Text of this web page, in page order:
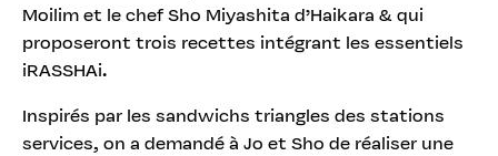
Moilim et le chef Sho Miyashita d’Haikara & qui
proposeront trois recettes intégrant les essentiels
iRASSHAi.
Inspirés par les sandwichs triangles des stations
services, on a demandé à Jo et Sho de réaliser une